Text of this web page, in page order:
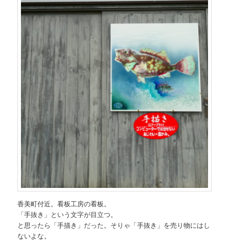
香美町付近。看板工房の看板。
「手抜き」という文字が目立つ。
と思ったら「手描き」だった。そりゃ「手抜き」を売り物にはし
ないよな。